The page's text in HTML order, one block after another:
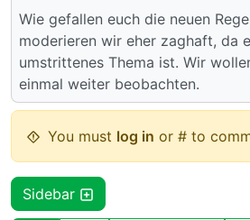
Wie gefallen euch die neuen
moderieren wir eher zaghaft, da
umstrittenes Thema ist. Wir
einmal weiter beobachten.
You must log in or # to
Sidebar